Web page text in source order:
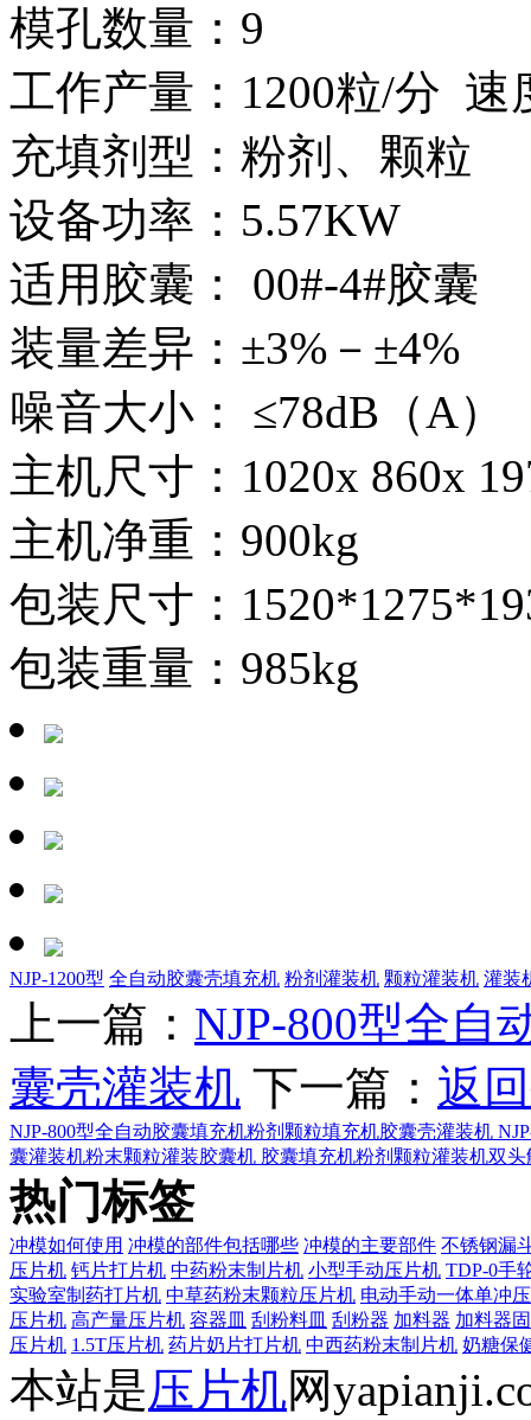
模孔数量：9
工作产量：1200粒/分 速
充填剂型：粉剂、颗粒
设备功率：5.57KW
适用胶囊： 00#-4#胶囊
装量差异：±3%－±4%
噪音大小： ≤78dB（A）
主机尺寸：1020x 860x
主机净重：900kg
包装尺寸：
包装重量：985kg
NJP-1200型 全自动胶囊壳填充机 粉剂灌装机 颗粒灌装机 灌装
上一篇： NJP-800型全自
囊壳灌装机 下一篇： 返
NJP-800型全自动胶囊填充机粉剂颗粒填充机胶囊壳灌装机
囊灌装机粉末颗粒灌装胶囊机 胶囊填充机粉剂颗粒灌装机双
热门标签
冲模如何使用 冲模的部件包括哪些 冲模的主要部件 不锈钢漏
压片机 钙片打片机 中药粉末制片机 小型手动压片机 TDP-0手
实验室制药打片机 中草药粉末颗粒压片机 电动手动一体单冲
压片机 高产量压片机 容器皿 刮粉料皿 刮粉器 加料器 加料器
压片机 1.5T压片机 药片奶片打片机 中西药粉末制片机 奶糖保
本站是压片机网